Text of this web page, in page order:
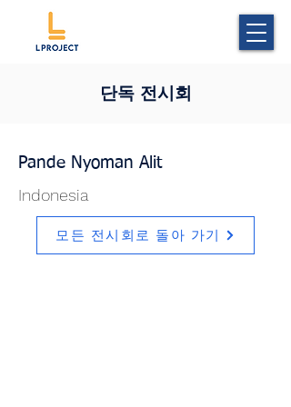
단독 전시회
Pande Nyoman Alit
Indonesia
모든 전시회로 돌아 가기